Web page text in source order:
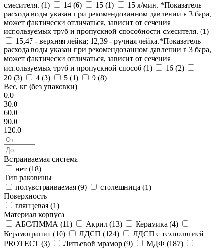
смесителя. (1) 14 (6) 15 (1)
15 л/мин. *Показатель
расхода воды указан при рекомендованном давлении в 3 бара,
может фактически отличаться, зависит от сечения
используемых труб и пропускной способности смесителя. (1)
15,47 - верхняя лейка; 12,39 - ручная лейка.*Показатель
расхода воды указан при рекомендованном давлении в 3 бара,
может фактически отличаться, зависит от сечения
используемых труб и пропускной способ (1) 16 (2)
20 (3) 4 (3) 5 (1) 9 (8)
Вес, кг (без упаковки)
0.0
30.0
60.0
90.0
120.0
Встраиваемая система
нет (18)
Тип раковины
полувстраиваемая (9) столешница (1)
Поверхность
глянцевая (1)
Материал корпуса
АБС/ПММА (11) Акрил (13) Керамика (4)
Керамогранит (10) ЛДСП (124)
ЛДСП с технологией
PROTECT (3) Литьевой мрамор (9) МДФ (187)